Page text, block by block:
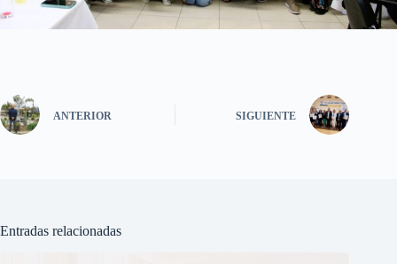
ANTERIOR SIGUIENTE
Entradas relacionadas